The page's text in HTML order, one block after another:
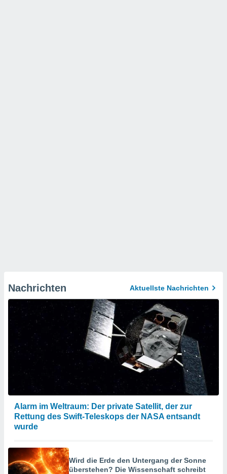
Nachrichten Aktuellste Nachrichten
Alarm im Weltraum: Der private Satellit, der zur
Rettung des Swift-Teleskops der NASA entsandt
wurde
Wird die Erde den Untergang der Sonne
überstehen? Die Wissenschaft schreibt